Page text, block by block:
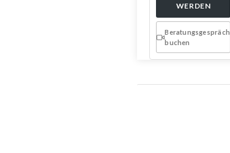
WERDEN
Beratungsgespräch
buchen